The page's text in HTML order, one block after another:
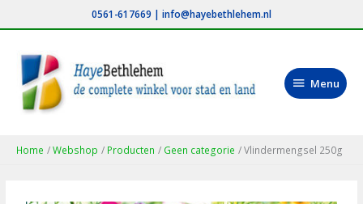
naar
inhoud
0561-617669 | info@hayebethlehem.nl
Menu
Menu
Home Webshop Producten Geen categorie Vlindermengsel 250g